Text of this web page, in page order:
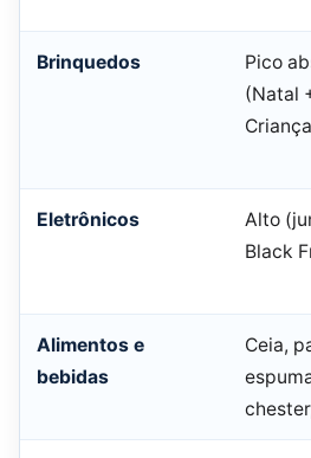
Brinquedos
Pico
(Natal
Eletrônicos
Alto
Black
Alimentos e
bebidas
Ceia,